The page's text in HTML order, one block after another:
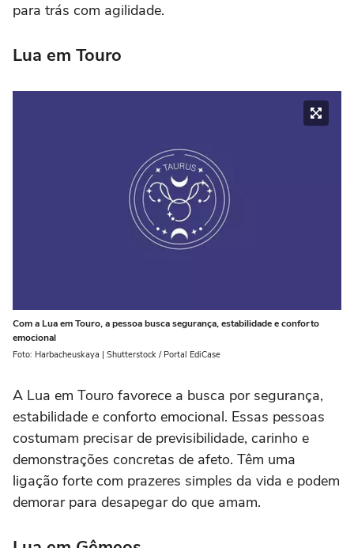
para trás com agilidade.
Lua em Touro
Com a Lua em Touro, a pessoa busca segurança, estabilidade e conforto
emocional
Foto: Harbacheuskaya | Shutterstock / Portal EdiCase
A Lua em Touro favorece a busca por segurança,
estabilidade e conforto emocional. Essas pessoas
costumam precisar de previsibilidade, carinho e
demonstrações concretas de afeto. Têm uma
ligação forte com prazeres simples da vida e podem
demorar para desapegar do que amam.